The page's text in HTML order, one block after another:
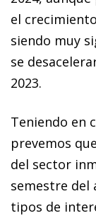
el
siendo muy
se
2023.
Teniendo en
prevemos
del sector
semestre del
tipos de